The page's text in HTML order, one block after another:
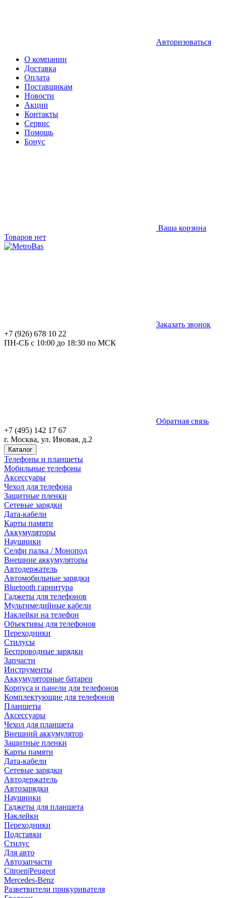
Авторизоваться
О компании
Доставка
Оплата
Поставщикам
Новости
Акции
Контакты
Сервис
Помощь
Бонус
Ваша корзина
Товаров нет
Заказать звонок
+7 (926) 678 10 22
ПН-СБ с 10:00 до 18:30 по МСК
Обратная связь
+7 (495) 142 17 67
г. Москва, ул. Ивовая, д.2
Каталог
Телефоны и планшеты
Мобильные телефоны
Аксессуары
Чехол для телефона
Защитные пленки
Сетевые зарядки
Дата-кабели
Карты памяти
Аккумуляторы
Наушники
Селфи палка / Монопод
Внешние аккумуляторы
Автодержатель
Автомобильные зарядки
Bluetooth гарнитура
Гаджеты для телефонов
Мультимедийные кабели
Наклейки на телефон
Объективы для телефонов
Переходники
Стилусы
Беспроводные зарядки
Запчасти
Инструменты
Аккумуляторные батареи
Корпуса и панели для телефонов
Комплектующие для телефонов
Планшеты
Аксессуары
Чехол для планшета
Внешний аккумулятор
Защитные пленки
Карты памяти
Дата-кабели
Сетевые зарядки
Автодержатель
Автозарядки
Наушники
Гаджеты для планшета
Наклейки
Переходники
Подставки
Стилус
Для авто
Автозапчасти
Citroen|Peugeot
Mercedes-Benz
Разветвители прикуривателя